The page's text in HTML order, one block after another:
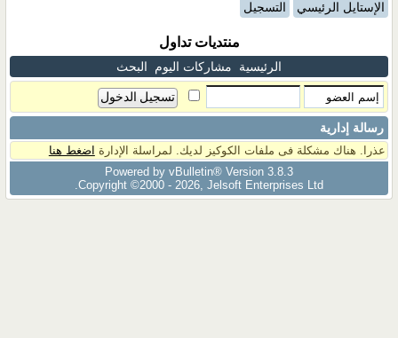
الإستايل الرئيسي التسجيل
منتديات تداول
الرئيسية مشاركات اليوم البحث
رسالة إدارية
عذرا. هناك مشكلة فى ملفات الكوكيز لديك. لمراسلة الإدارة اضغط هنا
Powered by vBulletin® Version 3.8.3
Copyright ©2000 - 2026, Jelsoft Enterprises Ltd.